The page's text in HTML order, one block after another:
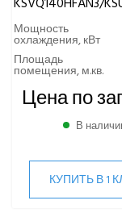
SHUFT
Tosot
TOSHIBA
ULTIMA COMFORT
XIGMA
YOSHIKAWA
МОРОЗКО
ОСУШИТЕЛИ
Мощность
охлаждения, кВт
Площадь
помещения, м.кв.
Цена по
В
КУПИТЬ В 1